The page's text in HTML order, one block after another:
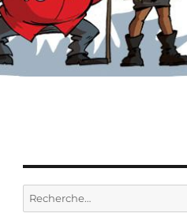
Recherche
pour :